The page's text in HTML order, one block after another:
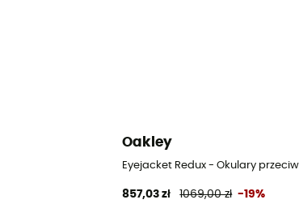
Oakley
Eyejacket Redux - Okulary
857,03 zł 1069,00 zł -19%